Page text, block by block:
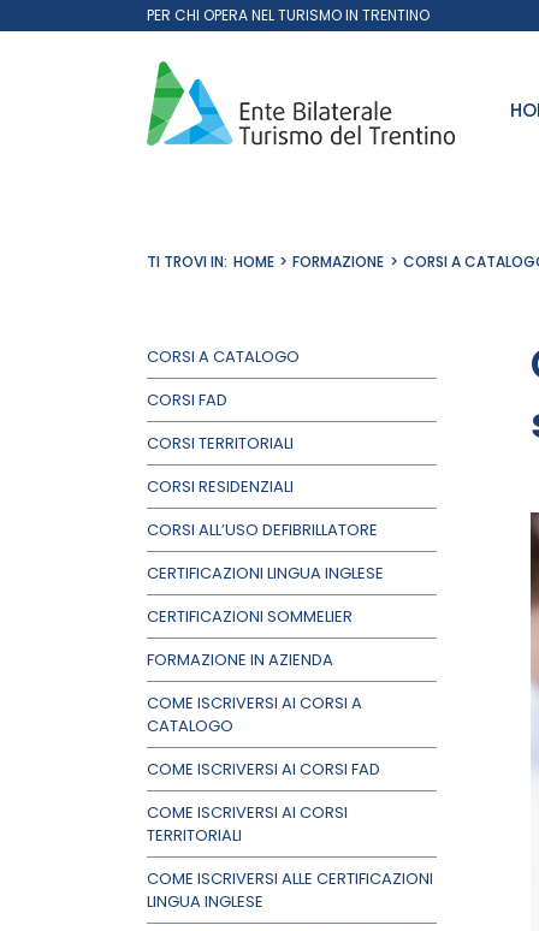
al
PER CHI OPERA NEL TURISMO IN TRENTINO
TI TROVI IN: HOME FORMAZIONE CORSI A
CORSI A CATALOGO
CORSI FAD
CORSI TERRITORIALI
CORSI RESIDENZIALI
CORSI ALL’USO DEFIBRILLATORE
CERTIFICAZIONI LINGUA INGLESE
CERTIFICAZIONI SOMMELIER
FORMAZIONE IN AZIENDA
COME ISCRIVERSI AI CORSI A
CATALOGO
COME ISCRIVERSI AI CORSI FAD
COME ISCRIVERSI AI CORSI
TERRITORIALI
COME ISCRIVERSI ALLE CERTIFICAZIONI
LINGUA INGLESE